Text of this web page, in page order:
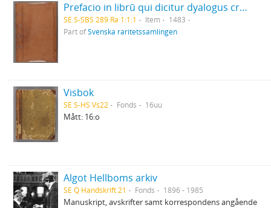
Prefacio in librū qui dicitur dyalogus creaturar[um] moralizatus omni materie morali iocundo et edificatiuo modo applicabilis. - 1483
SE S-SBS 289 Ra 1:1:1 Item
1483
Part ofSvenska raritetssamlingen
Visbok
SE S-HS Vs22 Fonds 16uu
Mått: 16:o
Algot Hellboms arkiv
SE Q Handskrift 21 Fonds 1896 - 1985
Manuskript, avskrifter samt korrespondens angående